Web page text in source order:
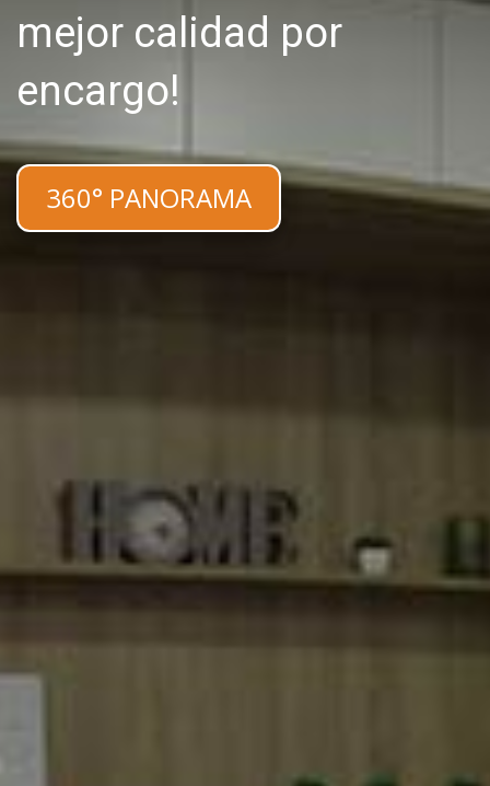
mejor calidad por
encargo!
360° PANORAMA